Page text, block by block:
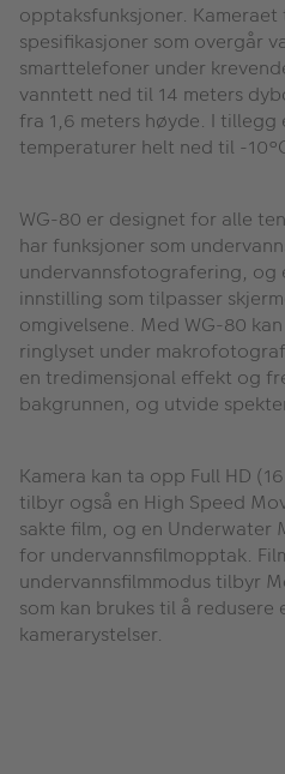
opptaksfunksjoner.
spesifikasjoner som overgår
smarttelefoner under
vanntett ned til 14 meters
fra 1,6 meters høyde. I
temperaturer helt ned til -
WG-80 er designet for alle
har funksjoner som
undervannsfotografering, og
innstilling som tilpasser
omgivelsene. Med WG-80
ringlyset under
en tredimensjonal effekt og
bakgrunnen, og utvide
Kamera kan ta opp Full HD
tilbyr også en High Speed
sakte film, og en Underwater
for undervannsfilmopptak.
undervannsfilmmodus tilbyr
som kan brukes til å redusere
kamerarystelser.